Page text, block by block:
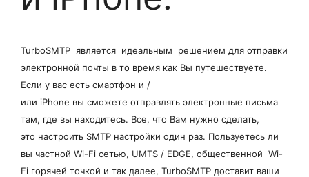
TurboSMTP является идеальным решением для отправки
электронной почты в то время как Вы путешествуете.
Если у вас есть смартфон и /
или iPhone вы сможете отправлять электронные письма
там, где вы находитесь. Все, что Вам нужно сделать,
это настроить SMTP настройки один раз. Пользуетесь ли
вы частной Wi-Fi сетью, UMTS / EDGE, общественной Wi-
Fi горячей точкой и так далее, TurboSMTP доставит ваши